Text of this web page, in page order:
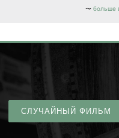
больше
СЛУЧАЙНЫЙ ФИЛЬМ